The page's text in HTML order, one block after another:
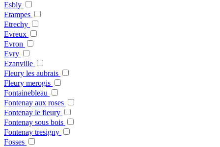
Esbly
Etampes
Etrechy
Evreux
Evron
Evry
Ezanville
Fleury les aubrais
Fleury merogis
Fontainebleau
Fontenay aux roses
Fontenay le fleury
Fontenay sous bois
Fontenay tresigny
Fosses